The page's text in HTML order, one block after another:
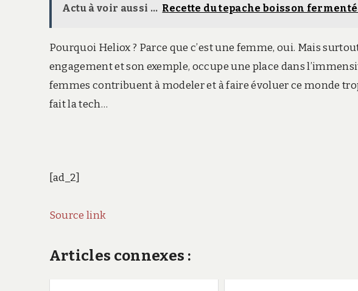
Actu à voir aussi ... Recette du tepache boisson
Pourquoi Heliox ? Parce que c’est une femme, oui. Mais
engagement et son exemple, occupe une place dans
femmes contribuent à modeler et à faire évoluer ce monde
fait la tech…
[ad_2]
Source link
Articles connexes :